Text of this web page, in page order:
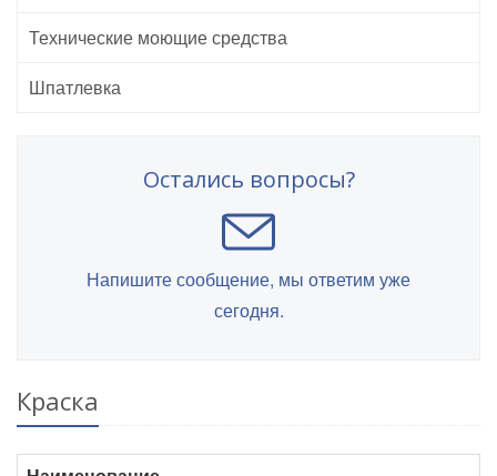
Технические моющие средства
Шпатлевка
Остались вопросы?
Напишите сообщение, мы ответим уже
сегодня.
Краска